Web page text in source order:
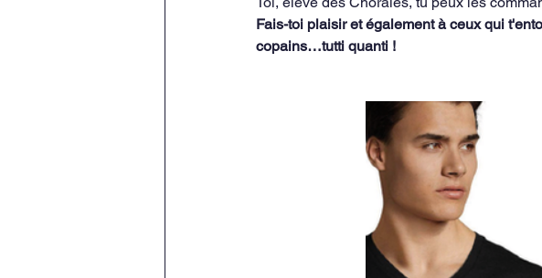
Fais-toi plaisir et également à ceux qui
copains…tutti quanti !